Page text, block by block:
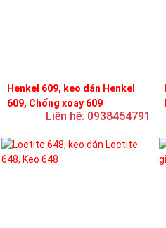
Henkel 609, keo dán Henkel
609, Chống xoay 609
Liên hệ: 0938454791